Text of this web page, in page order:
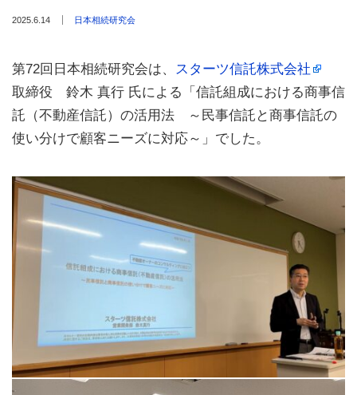
2025.6.14 日本相続研究会
第72回日本相続研究会は、
スターツ信託株式会社
取締役 鈴木 真行 氏による「信託組成における商事信
託（不動産信託）の活用法 ～民事信託と商事信託の
使い分けで顧客ニーズに対応～」でした。